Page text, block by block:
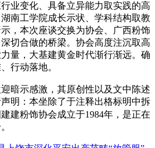
业变化、具备立异能力取实践的高
南工学院成长示状、学科结构取教
，本次座谈交换为协会、广西粉饰
切合做的桥梁。协会高度注沉取高
量，大基建黄金时代渐行渐远。确
行动落地。
暗示感激，其原创性以及文中陈述
明：本坐除了于注释出格标明中拆
建粉饰协会成立于1984年，是正在